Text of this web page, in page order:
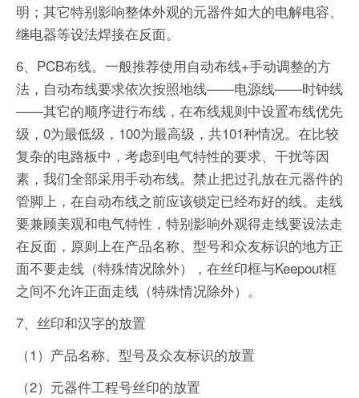
明；其它特别影响整体外观的元器件如大的电解电容、
继电器等设法焊接在反面。
6、PCB布线。一般推荐使用自动布线+手动调整的方
法，自动布线要求依次按照地线——电源线——时钟线
——其它的顺序进行布线，在布线规则中设置布线优先
级，0为最低级，100为最高级，共101种情况。在比较
复杂的电路板中，考虑到电气特性的要求、干扰等因
素，我们全部采用手动布线。禁止把过孔放在元器件的
管脚上，在自动布线之前应该锁定已经布好的线。走线
要兼顾美观和电气特性，特别影响外观得走线要设法走
在反面，原则上在产品名称、型号和众友标识的地方正
面不要走线（特殊情况除外），在丝印框与Keepout框
之间不允许正面走线（特殊情况除外）。
7、丝印和汉字的放置
（1）产品名称、型号及众友标识的放置
（2）元器件工程号丝印的放置